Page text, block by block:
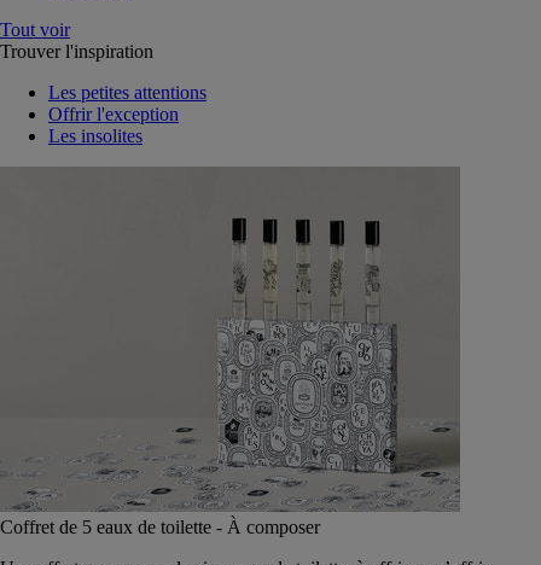
Tout voir
Trouver l'inspiration
Les petites attentions
Offrir l'exception
Les insolites
Coffret de 5 eaux de toilette - À composer